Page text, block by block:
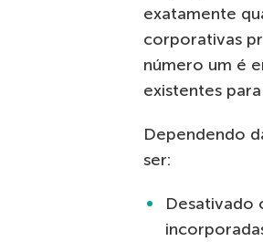
exatamente
corporativas
número um é
existentes
Dependendo
ser:
Desativado